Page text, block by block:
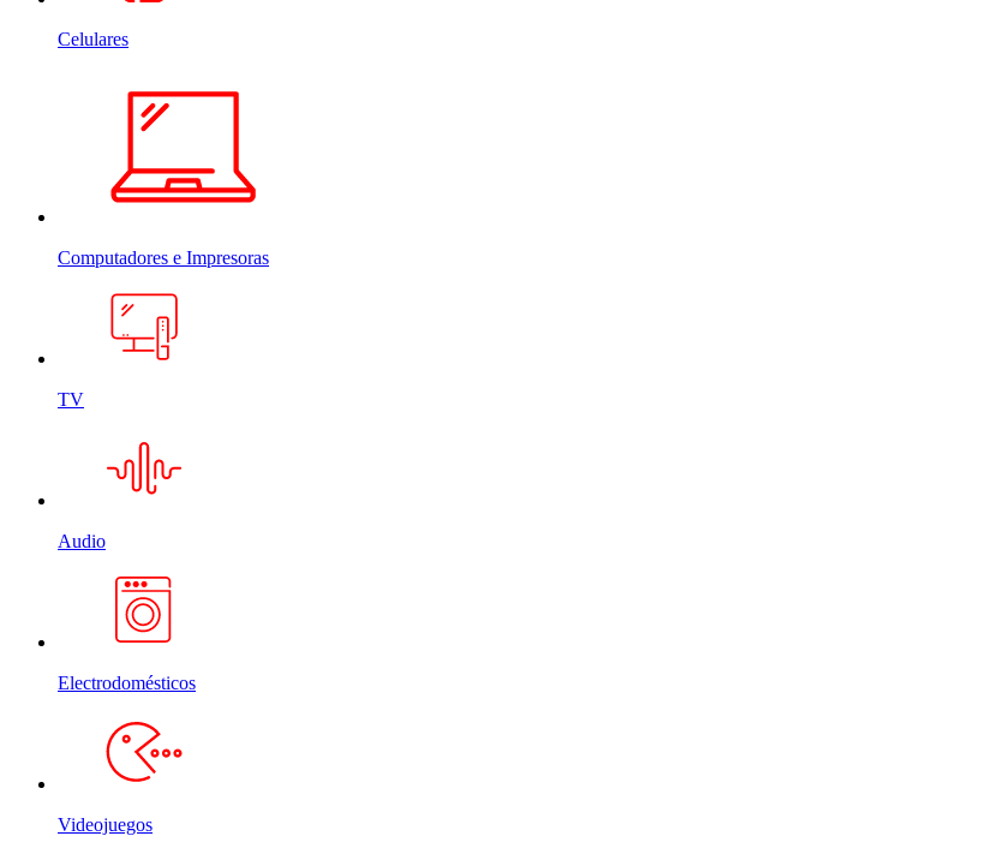
Celulares
Computadores e Impresoras
TV
Audio
Electrodomésticos
Videojuegos